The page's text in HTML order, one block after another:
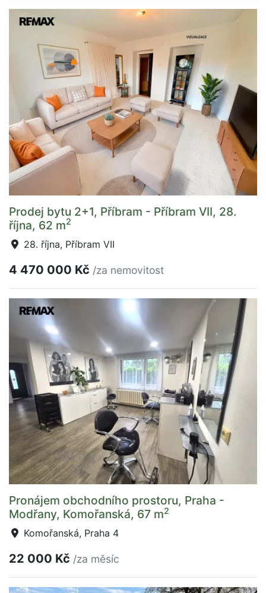
Prodej bytu 2+1, Příbram - Příbram VII, 28.
října, 62 m2
28. října, Příbram VII
4 470 000 Kč /za nemovitost
Pronájem obchodního prostoru, Praha -
Modřany, Komořanská, 67 m2
Komořanská, Praha 4
22 000 Kč /za měsíc